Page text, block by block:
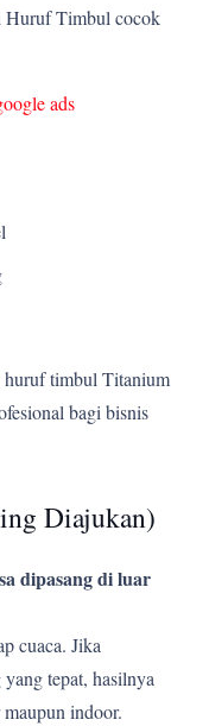
Timbul cocok
huruf timbul Titanium
bagi bisnis
Diajukan)
dipasang di luar
cuaca. Jika
tepat, hasilnya
indoor.